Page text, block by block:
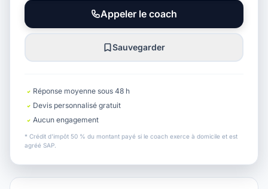
Appeler le coach
Sauvegarder
Réponse moyenne sous 48 h
Devis personnalisé gratuit
Aucun engagement
* Crédit d'impôt 50 % du montant payé si le coach exerce à domicile et est
agréé SAP.